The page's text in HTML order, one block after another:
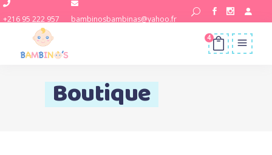
+216 95 222 957 bambinosbambinas@yahoo.fr
4
Boutique